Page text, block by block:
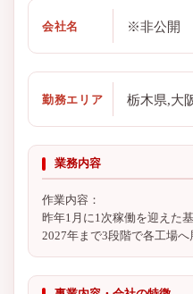
会社名 ※非公開
勤務エリア 栃木県,大
業務内容
作業内容：
昨年1月に1次稼働を迎えた基
2027年まで3段階で各工場へ